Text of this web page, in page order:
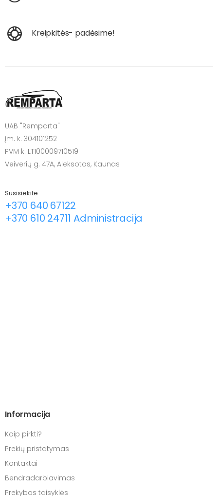
Kreipkitės- padėsime!
UAB "Remparta"
Įm. k. 304101252
PVM k. LT100009710519
Veiverių g. 47A, Aleksotas, Kaunas
Susisiekite
+370 640 67122
+370 610 24711 Administracija
Informacija
Kaip pirkti?
Prekių pristatymas
Kontaktai
Bendradarbiavimas
Prekybos taisyklės